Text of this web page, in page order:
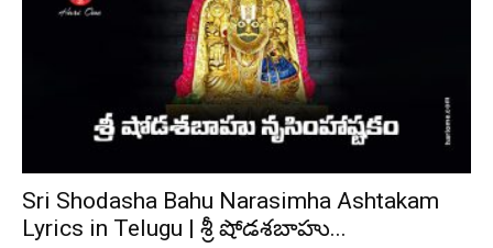
Sri Shodasha Bahu Narasimha Ashtakam
Lyrics in Telugu | శ్రీ షోడశబాహు...